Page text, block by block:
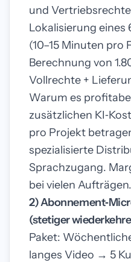
und
Lokalisierung eines
(10–15 Minuten pro
Berechnung von
Vollrechte +
Warum es
zusätzlichen
pro Projekt
spezialisierte
Sprachzugang.
bei vielen Aufträgen.
2)
(stetiger
Paket:
langes Video → 5